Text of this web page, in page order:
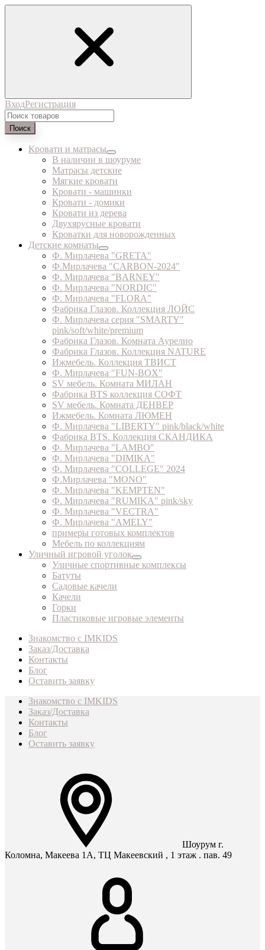
ВходРегистрация
Поиск
Кровати и матрасы
В наличии в шоуруме
Матрасы детские
Мягкие кровати
Кровати - машинки
Кровати - домики
Кровати из дерева
Двухярусные кровати
Кроватки для новорожденных
Детские комнаты
Ф. Мирлачева "GRETA"
Ф.Мирлачева "CARBON-2024"
Ф. Мирлачева "BARNEY"
Ф. Мирлачева "NORDIC"
Ф. Мирлачева "FLORA"
Фабрика Глазов. Коллекция ЛОЙС
Ф. Мирлачева серия "SMARTY"
pink/soft/white/premium
Фабрика Глазов. Комната Аурелио
Фабрика Глазов. Коллекция NATURE
Ижмебель. Коллекция ТВИСТ
Ф. Мирлачева "FUN-BOX"
SV мебель. Комната МИЛАН
Фабрика BTS коллекция СОФТ
SV мебель. Комната ДЕНВЕР
Ижмебель. Комната ЛЮМЕН
Ф. Мирлачева "LIBERTY" pink/black/white
Фабрика BTS. Коллекция СКАНДИКА
Ф. Мирлачева "LAMBO"
Ф. Мирлачева "DIMIKA"
Ф. Мирлачева "COLLEGE" 2024
Ф.Мирлачева "MONO"
Ф. Мирлачева "KEMPTEN"
Ф. Мирлачева "RUMIKA" pink/sky
Ф. Мирлачева "VECTRA"
Ф. Мирлачева "AMELY"
примеры готовых комплектов
Мебель по коллекциям
Уличный игровой уголок
Уличные спортивные комплексы
Батуты
Садовые качели
Качели
Горки
Пластиковые игровые элементы
Знакомство с IMKIDS
Заказ/Доставка
Контакты
Блог
Оставить заявку
Знакомство с IMKIDS
Заказ/Доставка
Контакты
Блог
Оставить заявку
Шоурум г.
Коломна, Макеева 1А, ТЦ Макеевский , 1 этаж . пав. 49